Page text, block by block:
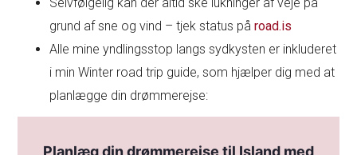
grund af sne og vind – tjek status påroad.is
Alle mine yndlingsstop langs sydkysten er inkluderet
i min Winter road trip guide, som hjælper dig med at
planlægge din drømmerejse: